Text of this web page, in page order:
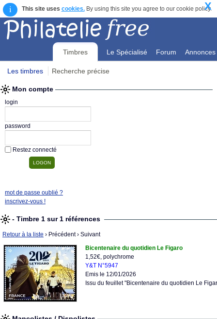
i This site uses cookies.By using this site you agree to our cookie policy.
X
Timbres Le Spécialisé Forum Annonces
Les timbres Recherche précise
Mon compte
login
password
Restez connecté
mot de passe oublié ?
inscrivez-vous !
- Timbre 1 sur 1 références
Retour à la liste › Précédent› Suivant
Bicentenaire du quotidien Le Figaro
1,52€, polychrome
Y&T N°5947
Emis le 12/01/2026
Issu du feuillet "Bicentenaire du quotidien Le